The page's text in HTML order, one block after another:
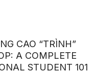
CAO “TRÌNH”
A COMPLETE
STUDENT 101